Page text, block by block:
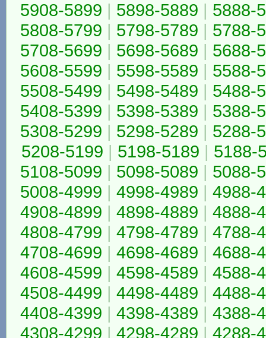
5908-5899 | 5898-5889 | 5888-
5808-5799 | 5798-5789 | 5788-
5708-5699 | 5698-5689 | 5688-
5608-5599 | 5598-5589 | 5588-
5508-5499 | 5498-5489 | 5488-
5408-5399 | 5398-5389 | 5388-
5308-5299 | 5298-5289 | 5288-
5208-5199 | 5198-5189 | 5188-
5108-5099 | 5098-5089 | 5088-
5008-4999 | 4998-4989 | 4988-
4908-4899 | 4898-4889 | 4888-
4808-4799 | 4798-4789 | 4788-
4708-4699 | 4698-4689 | 4688-
4608-4599 | 4598-4589 | 4588-
4508-4499 | 4498-4489 | 4488-
4408-4399 | 4398-4389 | 4388-
4308-4299 | 4298-4289 | 4288-